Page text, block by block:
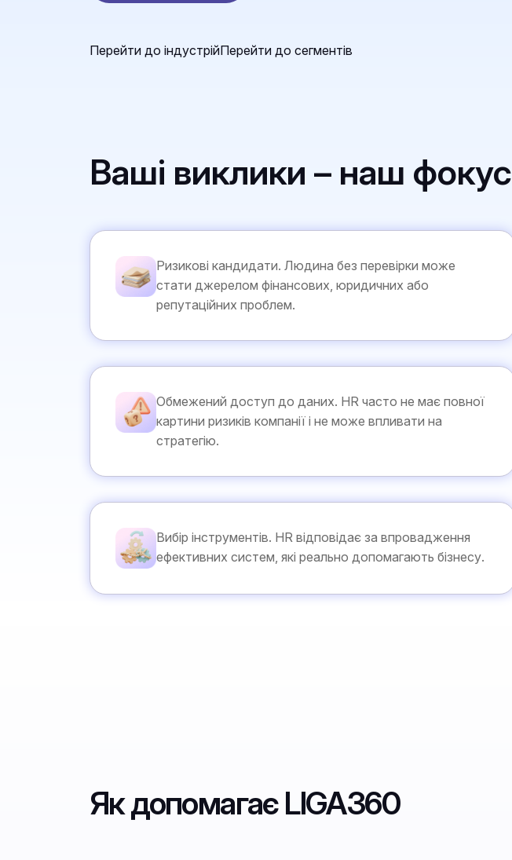
Перейти до індустрійПерейти до сегментів
Ваші виклики – наш фокус
Ризикові кандидати. Людина без перевірки може
стати джерелом фінансових, юридичних або
репутаційних проблем.
Обмежений доступ до даних. HR часто не має повної
картини ризиків компанії і не може впливати на
стратегію.
Вибір інструментів. HR відповідає за впровадження
ефективних систем, які реально допомагають бізнесу.
Як допомагає LIGA360